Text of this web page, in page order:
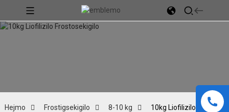
Hejmo Frostigsekigilo 8-10 kg
10kg Liofilizilo